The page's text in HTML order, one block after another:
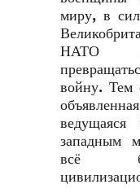
миру, в
НАТО
войну. Тем
западным
всё